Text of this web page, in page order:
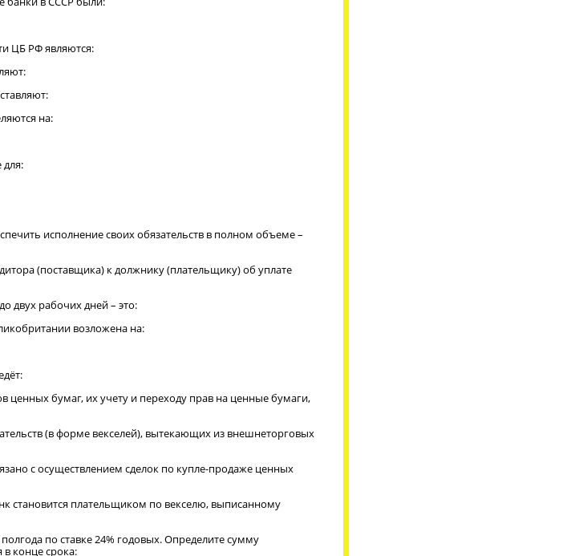
ЦБ РФ являются:
на:
для:
исполнение своих обязательств в полном объеме –
(поставщика) к должнику (плательщику) об уплате
двух рабочих дней – это:
возложена на:
ценных бумаг, их учету и переходу прав на ценные бумаги,
(в форме векселей), вытекающих из внешнеторговых
с осуществлением сделок по купле-продаже ценных
становится плательщиком по векселю, выписанному
по ставке 24% годовых. Определите сумму
конце срока: